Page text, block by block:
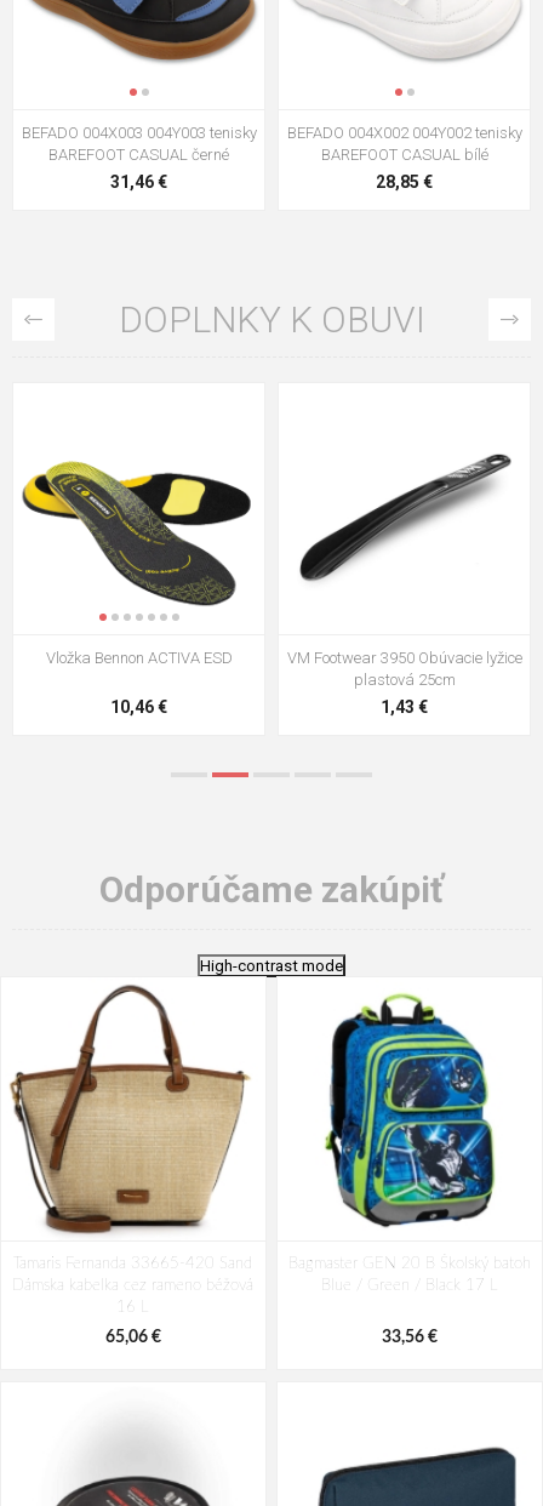
BEFADO 004X003 004Y003 tenisky
BAREFOOT CASUAL černé
31,46 €
BEFADO 004X002 004Y002 tenisky
BAREFOOT CASUAL bílé
28,85 €
DOPLNKY K OBUVI
VM Footwear 3009 Vkladacia
5,21 €
VM Footwear 3102 Šnúrky ploché
0,79 €
Odporúčame zakúpiť
High-contrast mode
Tamaris Fernanda 33665-420 Sand
Dámska kabelka cez rameno béžová
16 L
65,06 €
Bagmaster GEN 20 B Školský batoh
Blue / Green / Black 17 L
33,56 €